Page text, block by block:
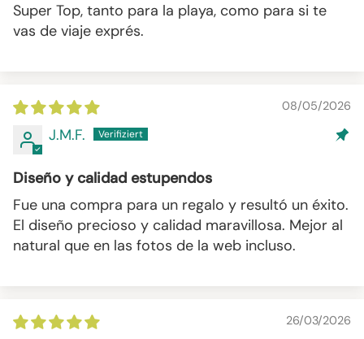
Super Top, tanto para la playa, como para si te
vas de viaje exprés.
08/05/2026
J.M.F.
Diseño y calidad estupendos
Fue una compra para un regalo y resultó un éxito.
El diseño precioso y calidad maravillosa. Mejor al
natural que en las fotos de la web incluso.
26/03/2026